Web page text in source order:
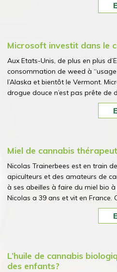
Microsoft investit dans le
Aux Etats-Unis, de plus en plus
consommation de weed à “usage
l’Alaska et bientôt le Vermont.
drogue douce n’est pas prête de
Miel de cannabis
Nicolas Trainerbees est en train
apiculteurs et des amateurs de
à ses abeilles à faire du miel bio
Nicolas a 39 ans et vit en France.
L’huile de cannabis
des enfants?